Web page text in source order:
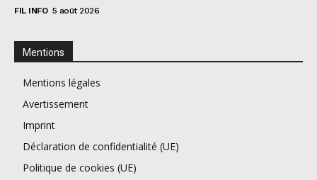
FIL INFO 5 août 2026
Mentions
Mentions légales
Avertissement
Imprint
Déclaration de confidentialité (UE)
Politique de cookies (UE)